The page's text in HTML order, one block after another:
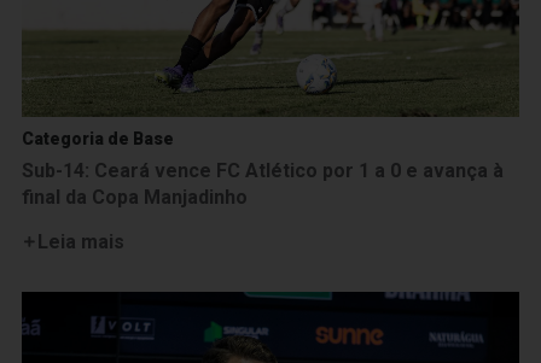
Categoria de Base
Sub-14: Ceará vence FC Atlético por 1 a 0 e avança à
final da Copa Manjadinho
Leia mais